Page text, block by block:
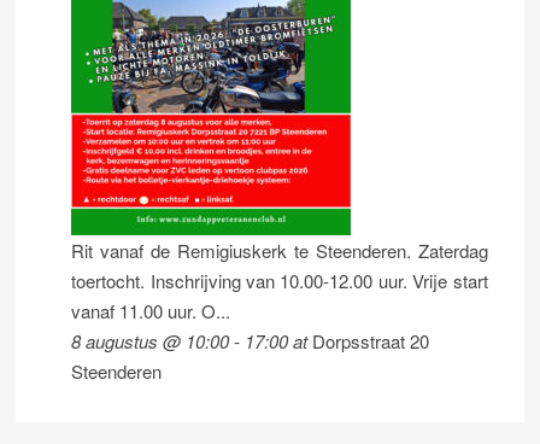
Rit vanaf de Remigiuskerk te Steenderen. Zaterdag
toertocht. Inschrijving van 10.00-12.00 uur. Vrije start
vanaf 11.00 uur. O...
8 augustus @ 10:00- 17:00atDorpsstraat 20
Steenderen